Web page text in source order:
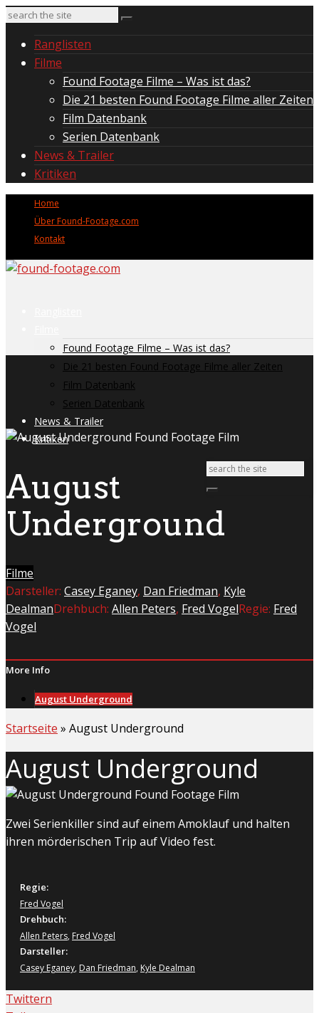
Ranglisten
Filme
Found Footage Filme – Was ist das?
Die 21 besten Found Footage Filme aller Zeiten
Film Datenbank
Serien Datenbank
News & Trailer
Kritiken
Home
Über Found-Footage.com
Kontakt
Found Footage Filme – Was ist das?
Die 21 besten Found Footage Filme aller Zeiten
Film Datenbank
Serien Datenbank
News & Trailer
Kritiken
August
Underground
Filme
Darsteller: Casey Eganey, Dan Friedman, Kyle
DealmanDrehbuch: Allen Peters, Fred VogelRegie: Fred
Vogel
More Info
August Underground
Startseite » August Underground
August Underground
Zwei Serienkiller sind auf einem Amoklauf und halten
ihren mörderischen Trip auf Video fest.
Regie:
Fred Vogel
Drehbuch:
Allen Peters, Fred Vogel
Darsteller:
Casey Eganey, Dan Friedman, Kyle Dealman
Twittern